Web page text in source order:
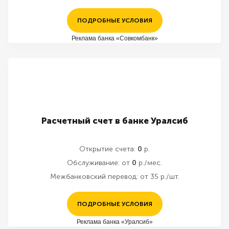
ПОДРОБНЫЕ УСЛОВИЯ
Реклама банка «Совкомбанк»
Расчетный счет в банке Уралсиб
Открытие счета: 0 р.
Обслуживание: от 0 р./мес.
Межбанковский перевод: от 35 р./шт.
ПОДРОБНЫЕ УСЛОВИЯ
Реклама банка «Уралсиб»